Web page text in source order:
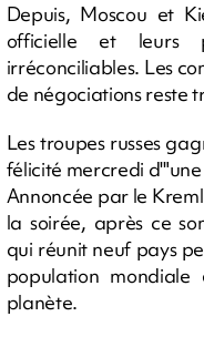
Depuis, Moscou et
officielle et leurs
irréconciliables. Les
de négociations reste
Les troupes russes
félicité mercredi
Annoncée par le
la soirée, après ce
qui réunit neuf pays
population
planète.